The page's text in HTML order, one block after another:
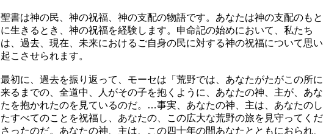
聖書は神の民、神の祝福、神の支配の物語です。あなたは神の支配のもと
に生きるとき、神の祝福を経験します。申命記の始めにおいて、私たち
は、過去、現在、未来におけるご自身の民に対する神の祝福について思い
起こさせられます。
最初に、過去を振り返って、モーセは「荒野では、あなたがたがこの所に
来るまでの、全道中、人がその子を抱くように、あなたの神、主が、あな
たを抱かれたのを見ているのだ。…事実、あなたの神、主は、あなたのし
たすべてのことを祝福し、あなたの、この広大な荒野の旅を見守ってくだ
さったのだ。あなたの神、主は、この四十年の間あなたとともにおられ、